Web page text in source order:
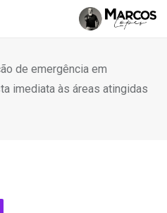
de emergência em
imediata às áreas atingidas